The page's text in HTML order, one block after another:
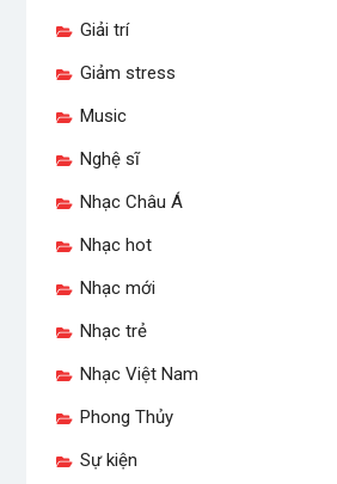
Giải trí
Giảm stress
Music
Nghệ sĩ
Nhạc Châu Á
Nhạc hot
Nhạc mới
Nhạc trẻ
Nhạc Việt Nam
Phong Thủy
Sự kiện